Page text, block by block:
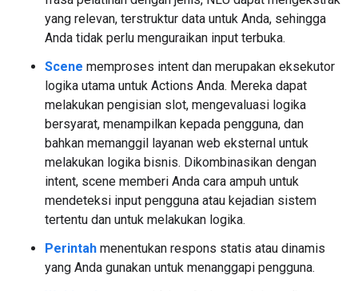
yang relevan, terstruktur data untuk Anda, sehingga
Anda tidak perlu menguraikan input terbuka.
Scene memproses intent dan merupakan eksekutor
logika utama untuk Actions Anda. Mereka dapat
melakukan pengisian slot, mengevaluasi logika
bersyarat, menampilkan kepada pengguna, dan
bahkan memanggil layanan web eksternal untuk
melakukan logika bisnis. Dikombinasikan dengan
intent, scene memberi Anda cara ampuh untuk
mendeteksi input pengguna atau kejadian sistem
tertentu dan untuk melakukan logika.
Perintah menentukan respons statis atau dinamis
yang Anda gunakan untuk menanggapi pengguna.